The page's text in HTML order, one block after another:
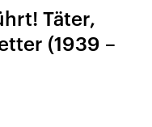
Täter,
(1939 –